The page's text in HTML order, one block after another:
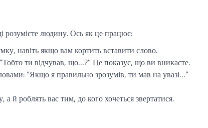
розумієте людину. Ось як це працює:
навіть якщо вам кортить вставити слово.
ти відчував, що…?” Це показує, що ви вникаєте.
“Якщо я правильно зрозумів, ти мав на увазі…”
й роблять вас тим, до кого хочеться звертатися.